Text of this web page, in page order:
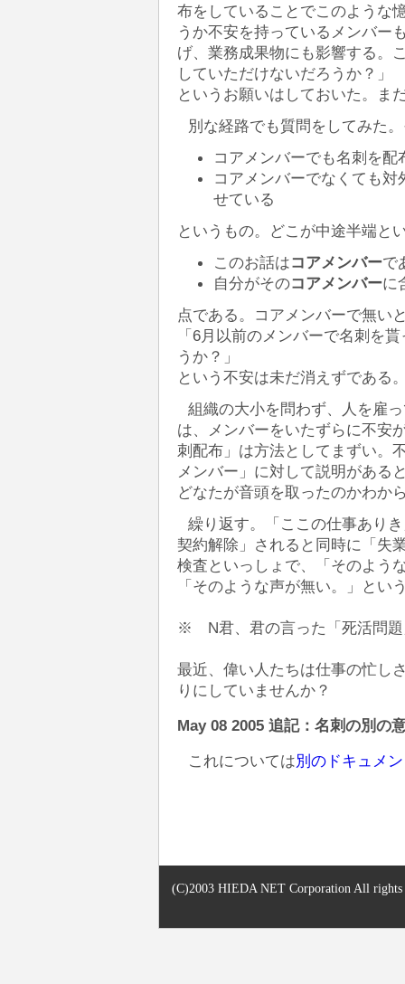
布をしていることでこのような
うか不安を持っているメンバー
げ、業務成果物にも影響する。
していただけないだろうか？」
というお願いはしておいた。ま
別な経路でも質問をしてみた
コアメンバーでも名刺を配
コアメンバーでなくても
せている
というもの。どこが中途半端と
このお話はコアメンバーで
自分がそのコアメンバーに
点である。コアメンバーで無い
「6月以前のメンバーで名刺を
うか？」
という不安は未だ消えずである
組織の大小を問わず、人を雇
は、メンバーをいたずらに不安
刺配布」は方法としてまずい。
メンバー」に対して説明がある
どなたが音頭を取ったのかわか
繰り返す。「ここの仕事あり
契約解除」されると同時に「失
検査といっしょで、「そのよ
「そのような声が無い。」とい
※ N君、君の言った「死活問題
最近、偉い人たちは仕事の忙し
りにしていませんか？
May 08 2005 追記：名刺の別の
これについては別のドキュメ
(C)2003 HIEDA NET Corporation All rights